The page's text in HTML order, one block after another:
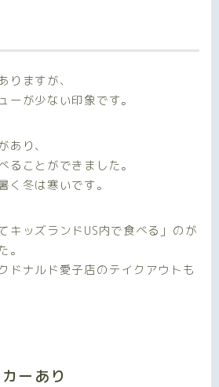
りますが、
ーが少ない印象です。
あり、
ることができました。
く冬は寒いです。
キッズランドUS内で食べる」のが
。
ドナルド愛子店のテイクアウトも
ーあり